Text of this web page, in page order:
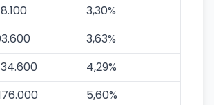
3,30%
3,63%
4,29%
5,60%